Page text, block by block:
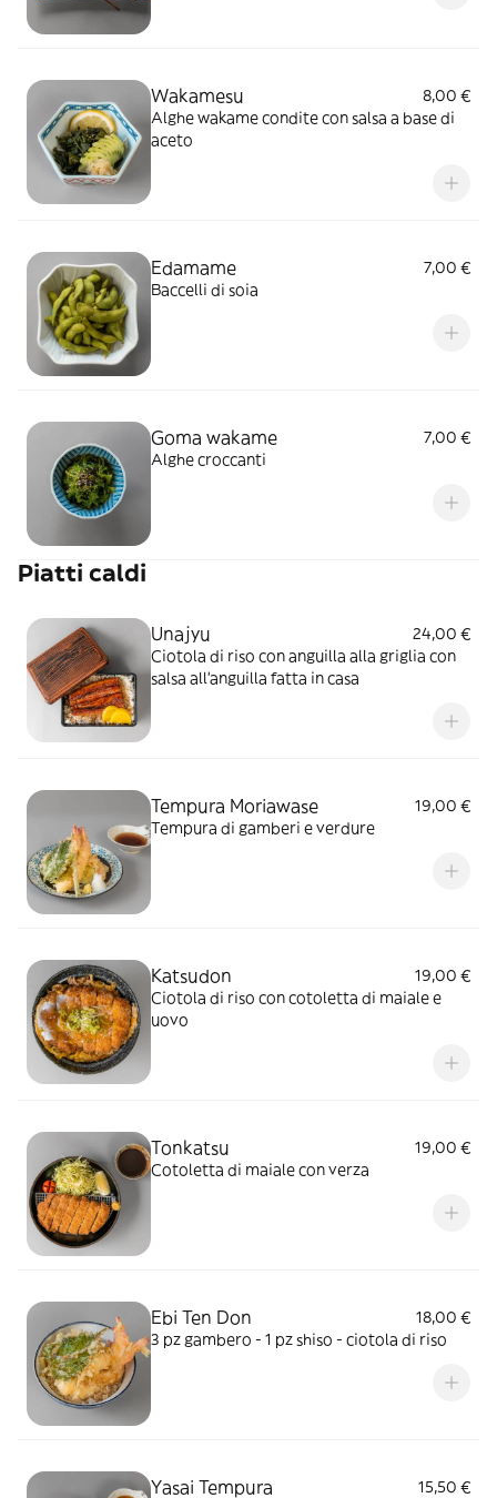
Wakamesu
8,00 €
Alghe wakame condite con salsa a base di
aceto
Edamame
7,00 €
Baccelli di soia
Goma wakame
7,00 €
Alghe croccanti
Piatti caldi
Unajyu
24,00 €
Ciotola di riso con anguilla alla griglia con
salsa all'anguilla fatta in casa
Tempura Moriawase
19,00 €
Tempura di gamberi e verdure
Katsudon
19,00 €
Ciotola di riso con cotoletta di maiale e
uovo
Tonkatsu
19,00 €
Cotoletta di maiale con verza
Ebi Ten Don
18,00 €
3 pz gambero - 1 pz shiso - ciotola di riso
Yasai Tempura 15,50 €